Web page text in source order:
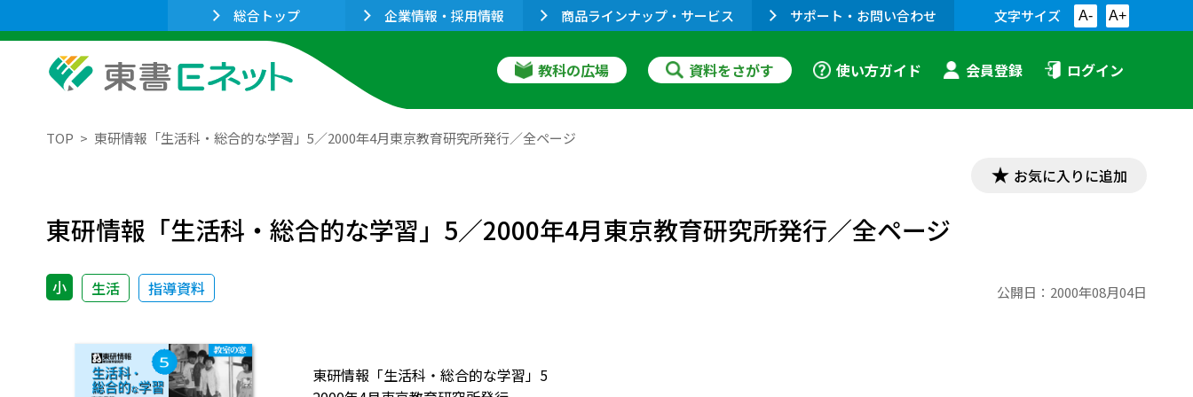
総合トップ 企業情報・採用情報 商品ラインナップ・サービス サポート・お問い合わせ 文字サイズ A- A+
教科の広場 資料をさがす 使い方ガイド 会員登録 ログイン
TOP 東研情報「生活科・総合的な学習」5／2000年4月東京教育研究所発行／全ページ
お気に入りに追加
東研情報「生活科・総合的な学習」5／2000年4月東京教育研究所発行／全ページ
小 生活 指導資料 公開日： 2000年08月04日
東研情報「生活科・総合的な学習」5